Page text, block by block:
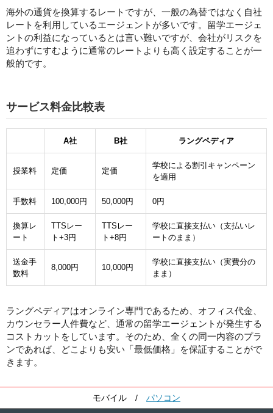
海外の通貨を換算するレートですが、一般の為替ではなく自社
レートを利用しているエージェントが多いです。留学エージェ
ントの利益になっているとは言い難いですが、会社がリスクを
追わずにすむように通常のレートよりも高く設定することが一
般的です。
サービス料金比較表
A社 B社 ラングペディア
授業料 定価 定価
学校による割引キャンペーン
を適用
手数料 100,000円 50,000円 0円
換算レ
ート
TTSレー
ト+3円
TTSレー
ト+8円
学校に直接支払い（支払いレ
ートのまま）
送金手
数料
8,000円 10,000円
学校に直接支払い（実費分の
まま）
ラングペディアはオンライン専門であるため、オフィス代金、
カウンセラー人件費など、通常の留学エージェントが発生する
コストカットをしています。そのため、全くの同一内容のプラ
ンであれば、どこよりも安い「最低価格」を保証することがで
きます。
モバイル / パソコン